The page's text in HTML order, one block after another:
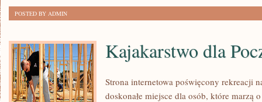
POSTED BY ADMIN
Kajakarstwo dla
Strona internetowa poświęcony rekreacji
doskonałe miejsce dla osób, które marzą